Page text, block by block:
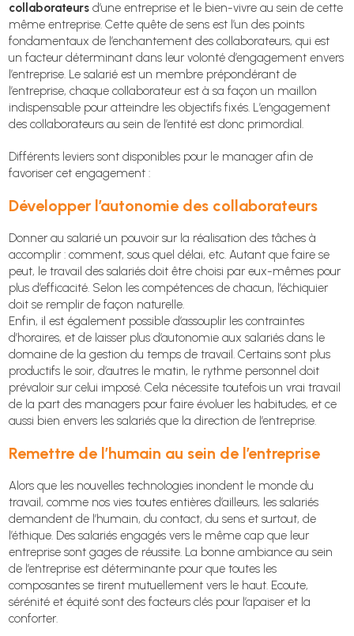
collaborateurs d’une entreprise et le bien-vivre au sein de cette
même entreprise. Cette quête de sens est l’un des points
fondamentaux de l’enchantement des collaborateurs, qui est
un facteur déterminant dans leur volonté d’engagement envers
l’entreprise. Le salarié est un membre prépondérant de
l’entreprise, chaque collaborateur est à sa façon un maillon
indispensable pour atteindre les objectifs fixés. L’engagement
des collaborateurs au sein de l’entité est donc primordial.
Différents leviers sont disponibles pour le manager afin de
favoriser cet engagement :
Développer l’autonomie des collaborateurs
Donner au salarié un pouvoir sur la réalisation des tâches à
accomplir : comment, sous quel délai, etc. Autant que faire se
peut, le travail des salariés doit être choisi par eux-mêmes pour
plus d’efficacité. Selon les compétences de chacun, l’échiquier
doit se remplir de façon naturelle.
Enfin, il est également possible d’assouplir les contraintes
d’horaires, et de laisser plus d’autonomie aux salariés dans le
domaine de la gestion du temps de travail. Certains sont plus
productifs le soir, d’autres le matin, le rythme personnel doit
prévaloir sur celui imposé. Cela nécessite toutefois un vrai travail
de la part des managers pour faire évoluer les habitudes, et ce
aussi bien envers les salariés que la direction de l’entreprise.
Remettre de l’humain au sein de l’entreprise
Alors que les nouvelles technologies inondent le monde du
travail, comme nos vies toutes entières d’ailleurs, les salariés
demandent de l’humain, du contact, du sens et surtout, de
l’éthique. Des salariés engagés vers le même cap que leur
entreprise sont gages de réussite. La bonne ambiance au sein
de l’entreprise est déterminante pour que toutes les
composantes se tirent mutuellement vers le haut. Ecoute,
sérénité et équité sont des facteurs clés pour l’apaiser et la
conforter.